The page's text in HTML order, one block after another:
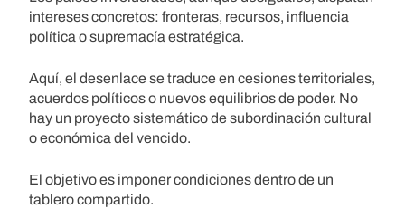
intereses concretos: fronteras, recursos, influencia
política o supremacía estratégica.
Aquí, el desenlace se traduce en cesiones territoriales,
acuerdos políticos o nuevos equilibrios de poder. No
hay un proyecto sistemático de subordinación cultural
o económica del vencido.
El objetivo es imponer condiciones dentro de un
tablero compartido.